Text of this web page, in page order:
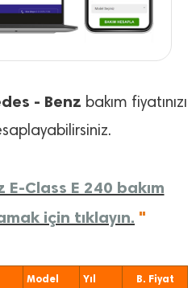
- Benz bakım fiyatınızı
Class E 240 bakım
için tıklayın. "
Model Yıl